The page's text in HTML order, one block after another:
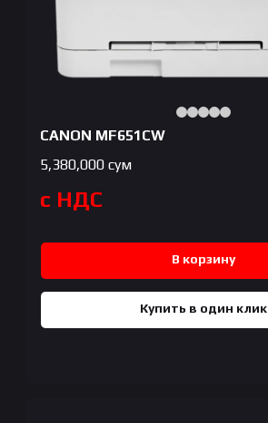
CANON MF651CW
5,380,000 сум
с НДС
В корзину
Купить в один клик